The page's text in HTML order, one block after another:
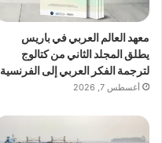
معهد العالم العربي في باريس
يطلق المجلد الثاني من كتالوج
لترجمة الفكر العربي إلى الفرنسية
أغسطس 7, 2026